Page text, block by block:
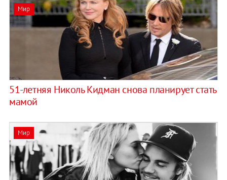
Мир
51-летняя Николь Кидман снова планирует стать
мамой
Мир